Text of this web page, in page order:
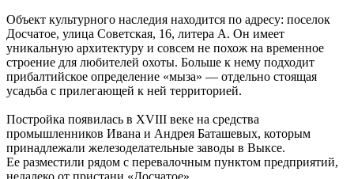
Объект культурного наследия находится по адресу: поселок
Досчатое, улица Советская, 16, литера А. Он имеет
уникальную архитектуру и совсем не похож на временное
строение для любителей охоты. Больше к нему подходит
прибалтийское определение «мыза» — отдельно стоящая
усадьба с прилегающей к ней территорией.
Постройка появилась в XVIII веке на средства
промышленников Ивана и Андрея Баташевых, которым
принадлежали железоделательные заводы в Выксе.
Ее разместили рядом с перевалочным пунктом предприятий,
недалеко от пристани «Досчатое».